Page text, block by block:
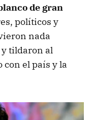
de gran
políticos y
nada
y tildaron al
el país y la